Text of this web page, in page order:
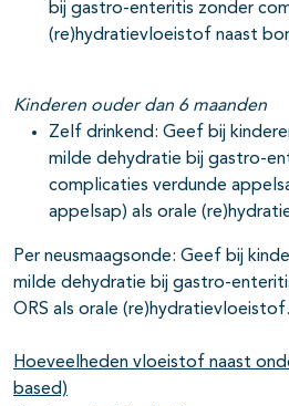
bij gastro-enteritis zonder
(re)hydratievloeistof naast
Kinderen ouder dan 6 maanden
Zelf drinkend: Geef bij
milde dehydratie bij gastro-
complicaties verdunde
appelsap) als orale
Per neusmaagsonde: Geef bij
milde dehydratie bij gastro-
ORS als orale (re)hydratievloeistof.
Hoeveelheden vloeistof naast
based)